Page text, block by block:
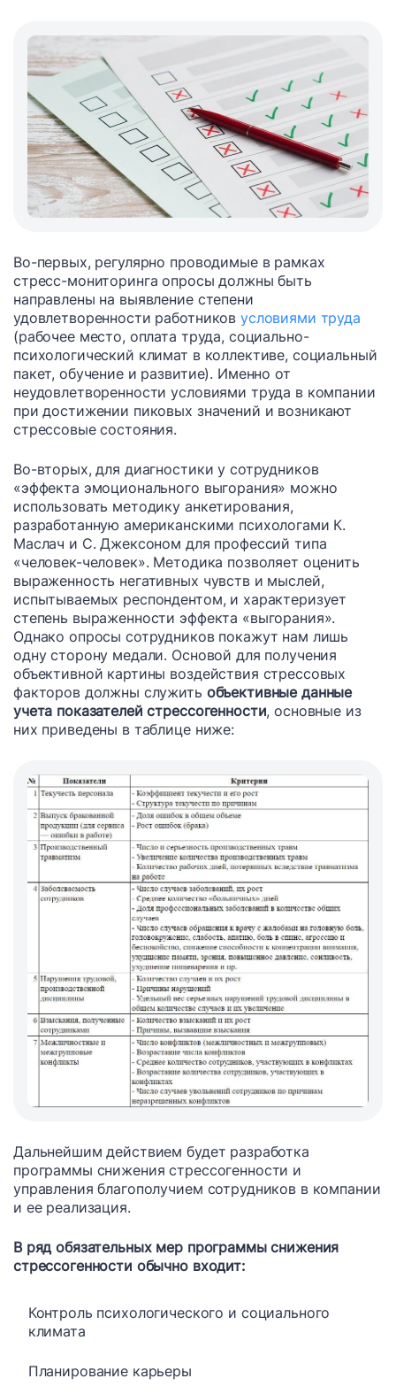
Во-первых, регулярно проводимые в рамках
стресс-мониторинга опросы должны быть
направлены на выявление степени
удовлетворенности работников условиями труда
(рабочее место, оплата труда, социально-
психологический климат в коллективе, социальный
пакет, обучение и развитие). Именно от
неудовлетворенности условиями труда в компании
при достижении пиковых значений и возникают
стрессовые состояния.
Во-вторых, для диагностики у сотрудников
«эффекта эмоционального выгорания» можно
использовать методику анкетирования,
разработанную американскими психологами К.
Маслач и С. Джексоном для профессий типа
«человек-человек». Методика позволяет оценить
выраженность негативных чувств и мыслей,
испытываемых респондентом, и характеризует
степень выраженности эффекта «выгорания».
Однако опросы сотрудников покажут нам лишь
одну сторону медали. Основой для получения
объективной картины воздействия стрессовых
факторов должны служить объективные данные
учета показателей стрессогенности, основные из
них приведены в таблице ниже:
Дальнейшим действием будет разработка
программы снижения стрессогенности и
управления благополучием сотрудников в компании
и ее реализация.
В ряд обязательных мер программы снижения
стрессогенности обычно входит:
Контроль психологического и социального
климата
Планирование карьеры